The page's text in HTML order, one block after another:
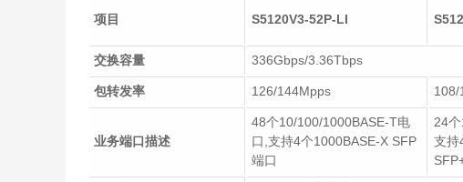
项目 S5120V3-52P-LI
交换容量 336Gbps/3.36Tbps
包转发率 126/144Mpps 108/
业务端口描述
48个10/100/1000BASE-T电
口,支持4个1000BASE-X SFP
端口
24
支持